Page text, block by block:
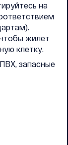
на
жилет
клетку.
запасные